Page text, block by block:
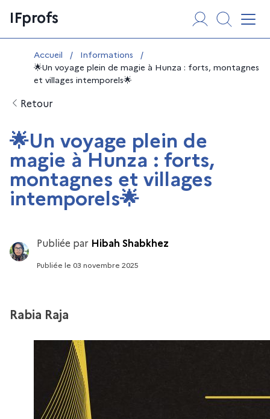
au
contenu
IFprofs
Vous êtes ici :
Accueil / Informations
/
🌟Un voyage plein de magie à Hunza : forts, montagnes
et villages intemporels🌟
Retour
🌟Un voyage plein de
magie à Hunza : forts,
montagnes et villages
intemporels🌟
Publiée par Hibah Shabkhez
Publiée le 03 novembre 2025
Rabia Raja